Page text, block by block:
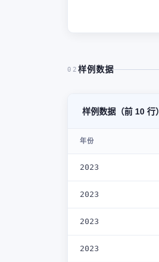
02 样例数据
样例数据（前 10 行）
年份
2023
2023
2023
2023